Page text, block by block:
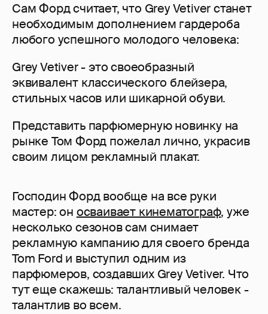
Сам Форд считает, что Grey Vetiver станет
необходимым дополнением гардероба
любого успешного молодого человека:
Grey Vetiver - это своеобразный
эквивалент классического блейзера,
стильных часов или шикарной обуви.
Представить парфюмерную новинку на
рынке Том Форд пожелал лично, украсив
своим лицом рекламный плакат.
Господин Форд вообще на все руки
мастер: он осваивает кинематограф, уже
несколько сезонов сам снимает
рекламную кампанию для своего бренда
Tom Ford и выступил одним из
парфюмеров, создавших Grey Vetiver. Что
тут еще скажешь: талантливый человек -
талантлив во всем.